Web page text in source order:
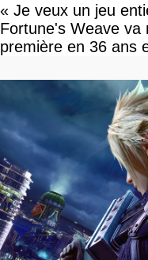
« Je veux un jeu
Fortune's Weave va
première en 36 ans